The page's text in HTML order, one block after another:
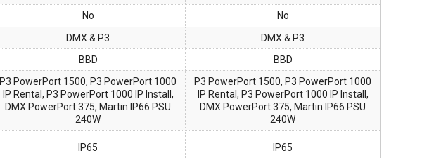
No No
DMX & P3 DMX & P3
BBD BBD
P3 PowerPort 1500, P3 PowerPort 1000
IP Rental, P3 PowerPort 1000 IP Install,
DMX PowerPort 375, Martin IP66 PSU
240W
P3 PowerPort 1500, P3 PowerPort 1000
IP Rental, P3 PowerPort 1000 IP Install,
DMX PowerPort 375, Martin IP66 PSU
240W
IP65 IP65